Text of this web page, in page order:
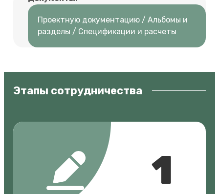
Проектную документацию / Альбомы и
разделы / Спецификации и расчеты
Этапы сотрудничества
1